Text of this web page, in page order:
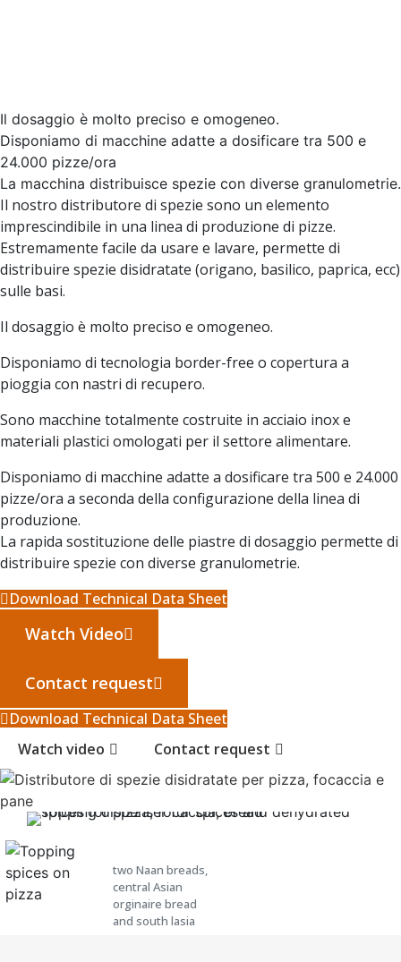
Il dosaggio è molto preciso e omogeneo.
Disponiamo di macchine adatte a dosificare tra 500 e
24.000 pizze/ora
La macchina distribuisce spezie con diverse granulometrie.
Il nostro distributore di spezie sono un elemento
imprescindibile in una linea di produzione di pizze.
Estremamente facile da usare e lavare, permette di
distribuire spezie disidratate (origano, basilico, paprica, ecc)
sulle basi.
Il dosaggio è molto preciso e omogeneo.
Disponiamo di tecnologia border-free o copertura a
pioggia con nastri di recupero.
Sono macchine totalmente costruite in acciaio inox e
materiali plastici omologati per il settore alimentare.
Disponiamo di macchine adatte a dosificare tra 500 e 24.000
pizze/ora a seconda della configurazione della linea di
produzione.
La rapida sostituzione delle piastre di dosaggio permette di
distribuire spezie con diverse granulometrie.
Download Technical Data Sheet
Watch Video
Contact request
Download Technical Data Sheet
Watch video
Contact request
two Naan breads,
central Asian
orginaire bread
and south lasia